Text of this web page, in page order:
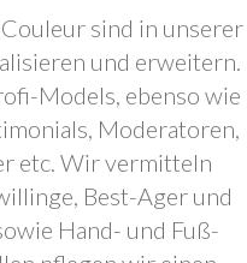
sind in unserer
und erweitern.
Models, ebenso wie
Moderatoren,
etc. Wir vermitteln
Best-Ager und
Hand- und Fuß-